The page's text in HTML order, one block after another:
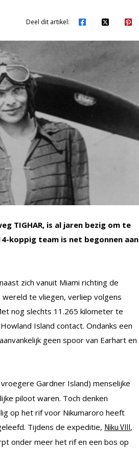
Deel dit artikel:
TIGHAR, is al jaren bezig om te
koppig team is net begonnen aan
zich vanuit Miami richting de
te vliegen, verliep volgens
nog slechts 11.265 kilometer te
Island contact. Ondanks een
geen spoor van Earhart en
Gardner Island) menselijke
piloot waren. Toch denken
op het rif voor Nikumaroro heeft
Tijdens de expeditie, Niku VIII,
onder meer het rif en een bos op